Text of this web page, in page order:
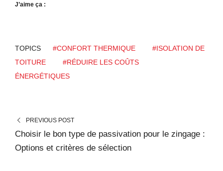
J’aime ça :
TOPICS #CONFORT THERMIQUE
#ISOLATION DE
TOITURE
#RÉDUIRE LES COÛTS
ÉNERGÉTIQUES
PREVIOUS POST
Choisir le bon type de passivation pour le zingage :
Options et critères de sélection